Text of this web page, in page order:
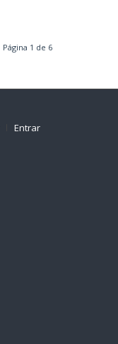
Página 1 de 6
Entrar